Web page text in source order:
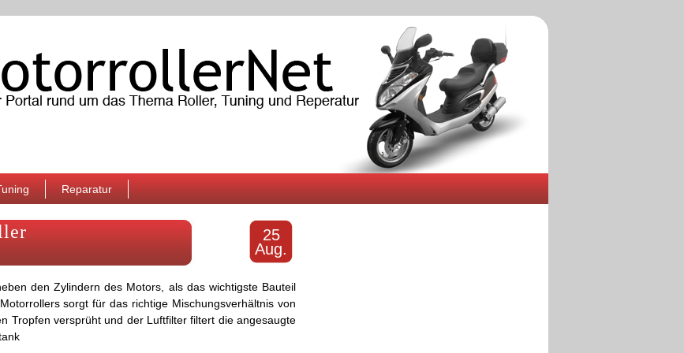
Reparatur
25
Aug.
den Zylindern des Motors, als das wichtigste Bauteil
sorgt für das richtige Mischungsverhältnis von
Tropfen versprüht und der Luftfilter filtert die angesaugte